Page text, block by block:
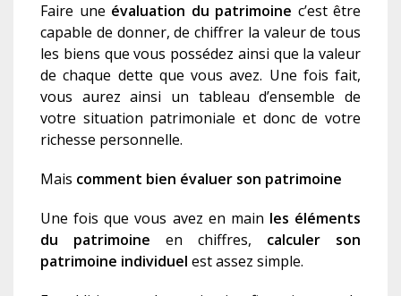
Faire une évaluation du patrimoine c’est être
capable de donner, de chiffrer la valeur de tous
les biens que vous possédez ainsi que la valeur
de chaque dette que vous avez. Une fois fait,
vous aurez ainsi un tableau d’ensemble de
votre situation patrimoniale et donc de votre
richesse personnelle.
Mais comment bien évaluer son patrimoine
Une fois que vous avez en main les éléments
du patrimoine en chiffres, calculer son
patrimoine individuel est assez simple.